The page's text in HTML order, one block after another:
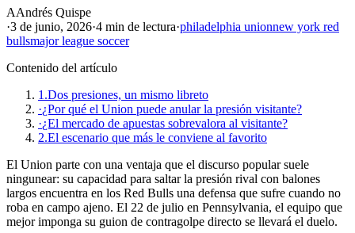
AAndrés Quispe
·3 de junio, 2026·4 min de lectura·philadelphia unionnew york red
bullsmajor league soccer
Contenido del artículo
1.Dos presiones, un mismo libreto
·¿Por qué el Union puede anular la presión visitante?
·¿El mercado de apuestas sobrevalora al visitante?
2.El escenario que más le conviene al favorito
El Union parte con una ventaja que el discurso popular suele
ningunear: su capacidad para saltar la presión rival con balones
largos encuentra en los Red Bulls una defensa que sufre cuando no
roba en campo ajeno. El 22 de julio en Pennsylvania, el equipo que
mejor imponga su guion de contragolpe directo se llevará el duelo.